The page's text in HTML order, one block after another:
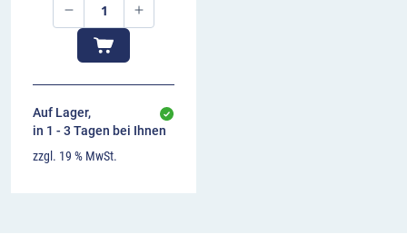
Auf Lager,
in 1 - 3 Tagen bei Ihnen
zzgl. 19 % MwSt.